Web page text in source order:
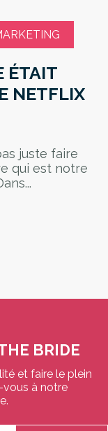
ÉTAIT
NETFLIX
juste faire
qui est notre
BRIDE
et faire le plein
vous à notre